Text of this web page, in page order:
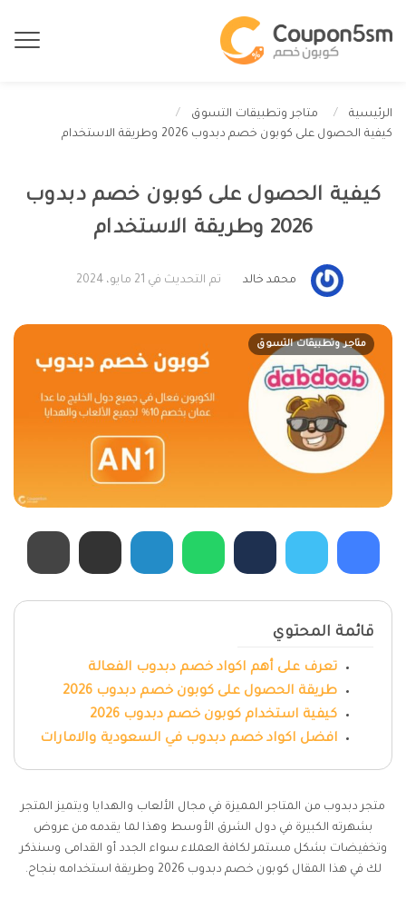
الرئيسية
متاجر وتطبيقات التسوق
كيفية الحصول على كوبون خصم دبدوب 2026 وطريقة الاستخدام
كيفية الحصول على كوبون خصم دبدوب
2026 وطريقة الاستخدام
محمد خالد تم التحديث في 21 مايو، 2024
متاجر وتطبيقات التسوق
قائمة المحتوي
تعرف على أهم اكواد خصم دبدوب الفعالة
طريقة الحصول على كوبون خصم دبدوب 2026
كيفية استخدام كوبون خصم دبدوب 2026
افضل اكواد خصم دبدوب في السعودية والامارات
متجر دبدوب من المتاجر المميزة في مجال الألعاب والهدايا ويتميز المتجر
بشهرته الكبيرة في دول الشرق الأوسط وهذا لما يقدمه من عروض
وتخفيضات بشكل مستمر لكافة العملاء سواء الجدد أو القدامى وسنذكر
لك في هذا المقال كوبون خصم دبدوب 2026 وطريقة استخدامه بنجاح.